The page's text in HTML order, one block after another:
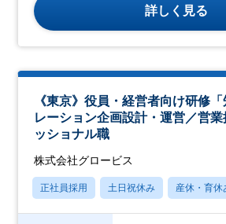
詳しく見る
《東京》役員・経営者向け研修
レーション企画設計・運営／営
ッショナル職
株式会社グロービス
正社員採用 土日祝休み 産休・育休